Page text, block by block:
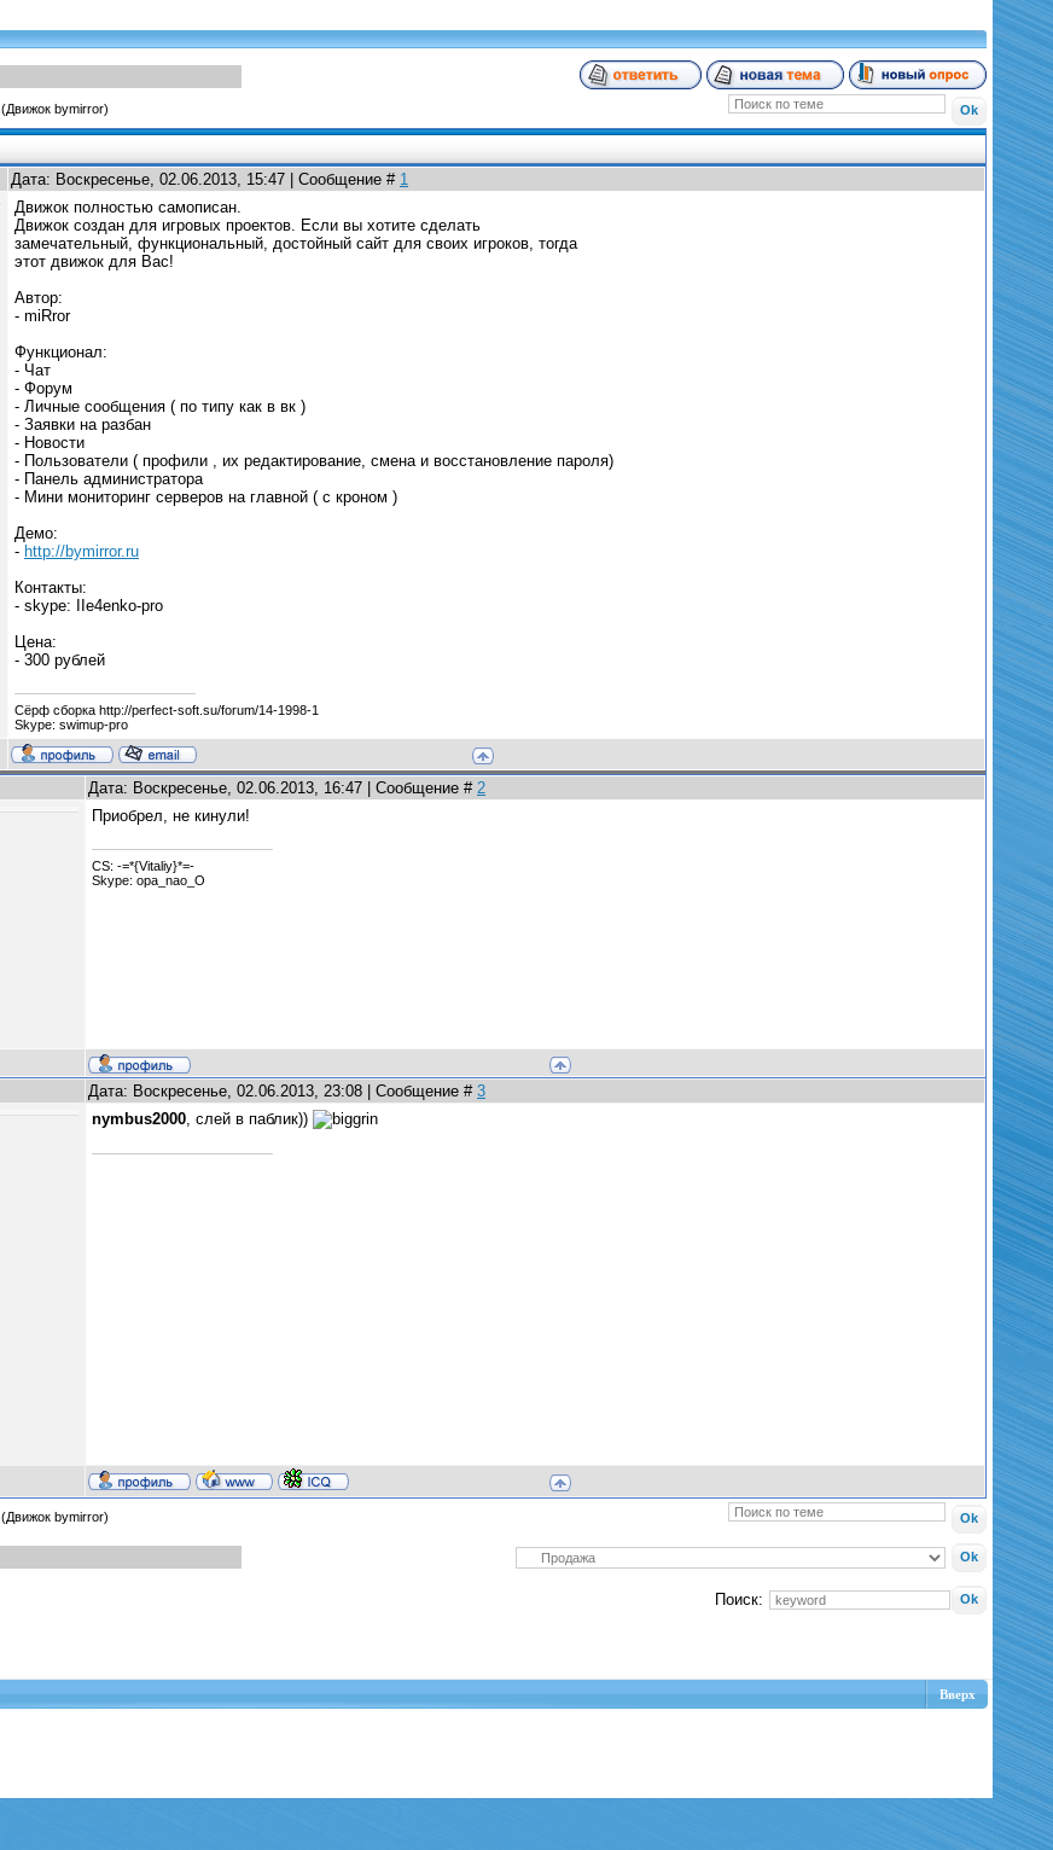
(Движок bymirror)
Дата: Воскресенье, 02.06.2013, 15:47 | Сообщение # 1
Движок полностью самописан.
Движок создан для игровых проектов. Если вы хотите сделать
замечательный, функциональный, достойный сайт для своих игроков, тогда
этот движок для Вас!
Автор:
- miRror
Функционал:
- Чат
- Форум
- Личные сообщения ( по типу как в вк )
- Заявки на разбан
- Новости
- Пользователи ( профили , их редактирование, смена и восстановление пароля)
- Панель администратора
- Мини мониторинг серверов на главной ( с кроном )
Демо:
- http://bymirror.ru
Контакты:
- skype: IIe4enko-pro
Цена:
- 300 рублей
Сёрф сборка http://perfect-soft.su/forum/14-1998-1
Skype: swimup-pro
Дата: Воскресенье, 02.06.2013, 16:47 | Сообщение # 2
Приобрел, не кинули!
CS: -=*{Vitaliy}*=-
Skype: opa_nao_O
Дата: Воскресенье, 02.06.2013, 23:08 | Сообщение # 3
nymbus2000, слей в паблик))
(Движок bymirror)
Поиск:
Вверх